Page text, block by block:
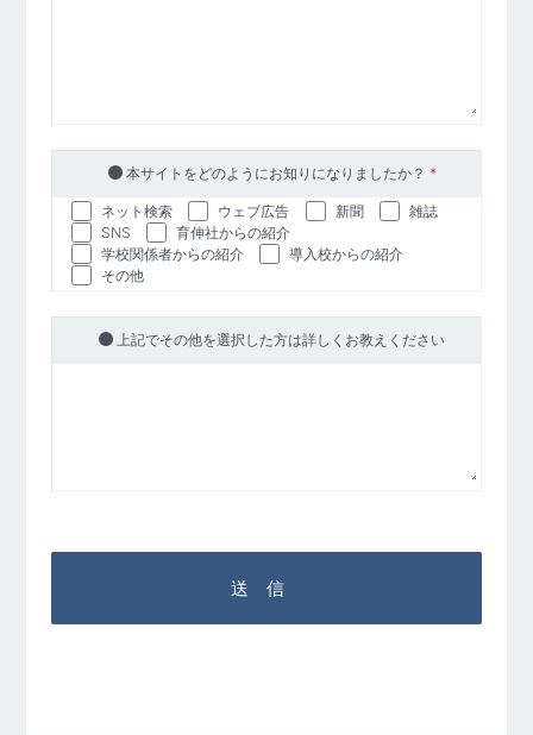
本サイトをどのようにお知りになりましたか？ *
ネット検索 ウェブ広告 新聞
雑誌
SNS
育伸社からの紹介
学校関係者からの紹介
導入校からの紹介
その他
上記でその他を選択した方は詳しくお教えください